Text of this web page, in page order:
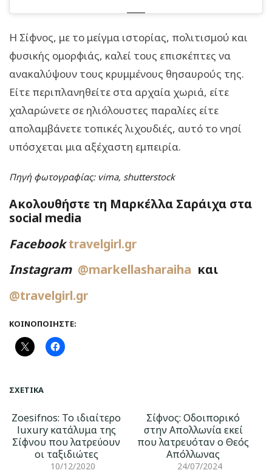
Η Σίφνος, με το μείγμα ιστορίας, πολιτισμού και
φυσικής ομορφιάς, καλεί τους επισκέπτες να
ανακαλύψουν τους κρυμμένους θησαυρούς της.
Είτε περιπλανηθείτε στα αρχαία χωριά, είτε
χαλαρώνετε σε ηλιόλουστες παραλίες είτε
απολαμβάνετε τοπικές λιχουδιές, αυτό το νησί
υπόσχεται μια αξέχαστη εμπειρία.
Πηγή φωτογραφίας: vima, shutterstock
Ακολουθήστε τη Μαρκέλλα Σαράιχα στα
social media
Facebook travelgirl.gr
Instagram @markellasharaiha και
@travelgirl.gr
ΚΟΙΝΟΠΟΙΉΣΤΕ:
ΣΧΕΤΙΚΆ
Zoesifnos: Το ιδιαίτερο
luxury κατάλυμα της
Σίφνου που λατρεύουν
οι ταξιδιώτες
10/12/2020
Σίφνος: Οδοιπορικό
στην Απολλωνία εκεί
που λατρευόταν ο Θεός
Απόλλωνας
24/07/2024